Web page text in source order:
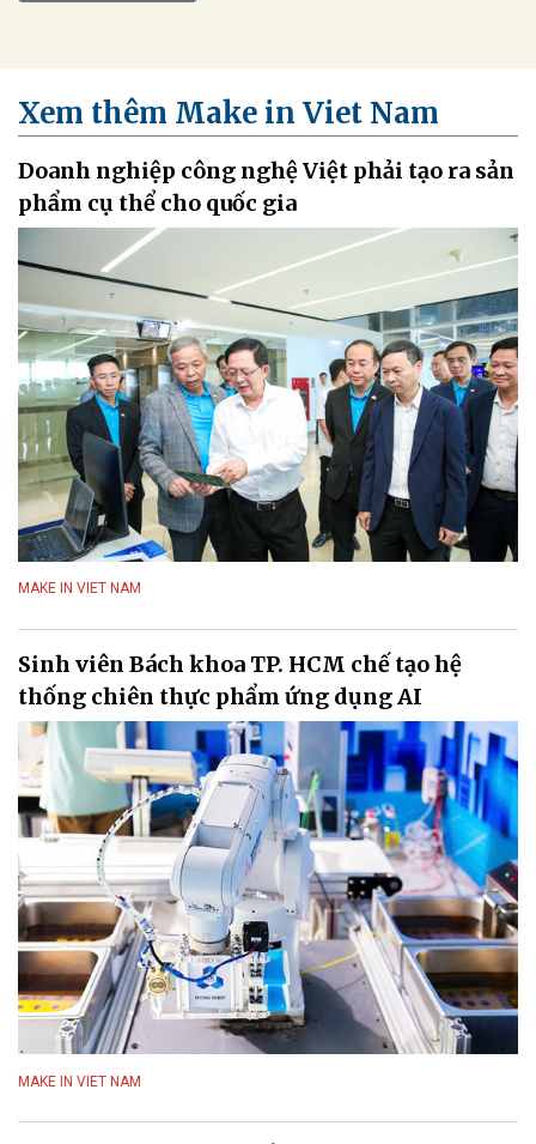
Xem thêm Make in Viet Nam
Doanh nghiệp công nghệ Việt phải tạo ra sản
phẩm cụ thể cho quốc gia
MAKE IN VIET NAM
Sinh viên Bách khoa TP. HCM chế tạo hệ
thống chiên thực phẩm ứng dụng AI
MAKE IN VIET NAM